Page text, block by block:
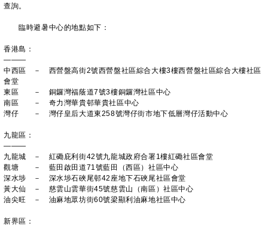
查詢。
臨時避暑中心的地點如下：
香港島：
———
中西區 － 西營盤高街2號西營盤社區綜合大樓3樓西營盤社區綜合大樓社區
會堂
東區 － 銅鑼灣福蔭道7號3樓銅鑼灣社區中心
南區 － 奇力灣華貴邨華貴社區中心
灣仔 － 灣仔皇后大道東258號灣仔街市地下低層灣仔活動中心
九龍區：
———
九龍城 － 紅磡庇利街42號九龍城政府合署1樓紅磡社區會堂
觀塘 － 藍田啟田道71號藍田（西區）社區中心
深水埗 － 深水埗石硤尾邨42座地下石硤尾社區會堂
黃大仙 － 慈雲山雲華街45號慈雲山（南區）社區中心
油尖旺 － 油麻地眾坊街60號梁顯利油麻地社區中心
新界區：